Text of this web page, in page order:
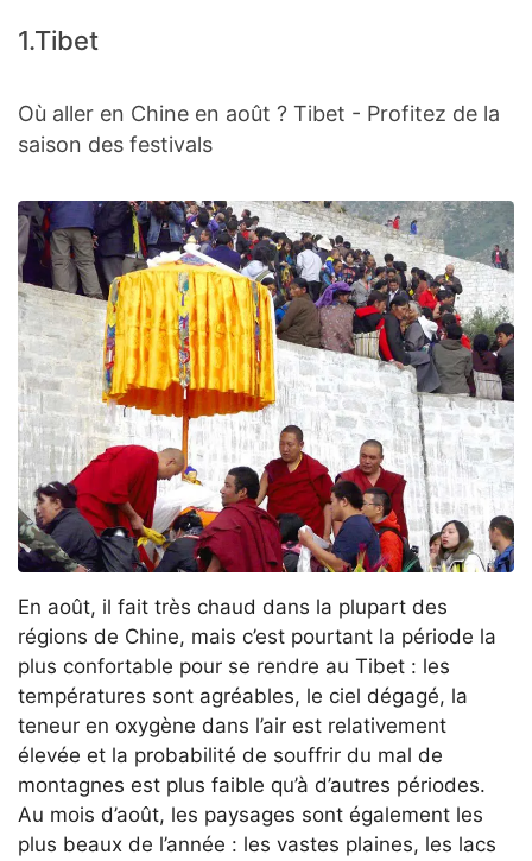
1.Tibet
Où aller en Chine en août ? Tibet - Profitez de la
saison des festivals
En août, il fait très chaud dans la plupart des
régions de Chine, mais c’est pourtant la période la
plus confortable pour se rendre au Tibet : les
températures sont agréables, le ciel dégagé, la
teneur en oxygène dans l’air est relativement
élevée et la probabilité de souffrir du mal de
montagnes est plus faible qu’à d’autres périodes.
Au mois d’août, les paysages sont également les
plus beaux de l’année : les vastes plaines, les lacs